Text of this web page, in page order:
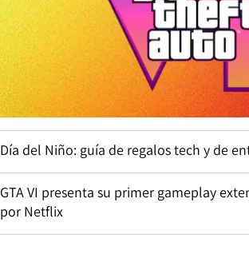
Día del Niño: guía de regalos tech y de
GTA VI presenta su primer gameplay
por Netflix